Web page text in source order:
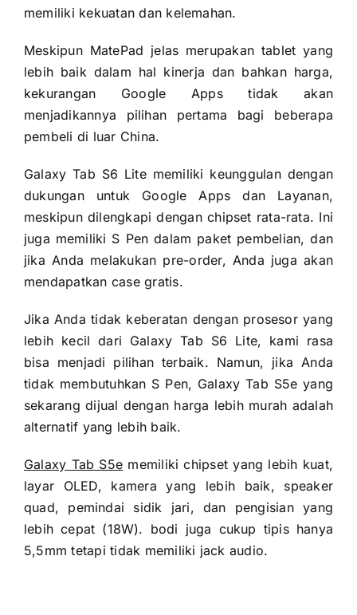
memiliki kekuatan dan kelemahan.
Meskipun MatePad jelas merupakan tablet yang
lebih baik dalam hal kinerja dan bahkan harga,
kekurangan Google Apps tidak akan
menjadikannya pilihan pertama bagi beberapa
pembeli di luar China.
Galaxy Tab S6 Lite memiliki keunggulan dengan
dukungan untuk Google Apps dan Layanan,
meskipun dilengkapi dengan chipset rata-rata. Ini
juga memiliki S Pen dalam paket pembelian, dan
jika Anda melakukan pre-order, Anda juga akan
mendapatkan case gratis.
Jika Anda tidak keberatan dengan prosesor yang
lebih kecil dari Galaxy Tab S6 Lite, kami rasa
bisa menjadi pilihan terbaik. Namun, jika Anda
tidak membutuhkan S Pen, Galaxy Tab S5e yang
sekarang dijual dengan harga lebih murah adalah
alternatif yang lebih baik.
Galaxy Tab S5e memiliki chipset yang lebih kuat,
layar OLED, kamera yang lebih baik, speaker
quad, pemindai sidik jari, dan pengisian yang
lebih cepat (18W). bodi juga cukup tipis hanya
5,5mm tetapi tidak memiliki jack audio.